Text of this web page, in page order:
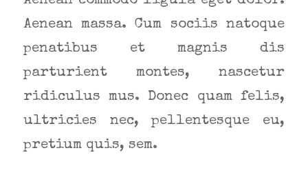
Aenean massa. Cum sociis natoque
penatibus et magnis dis
parturient montes, nascetur
ridiculus mus. Donec quam felis,
ultricies nec, pellentesque eu,
pretium quis, sem.